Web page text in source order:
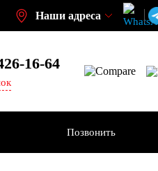
Наши адреса
16-64
Позвонить